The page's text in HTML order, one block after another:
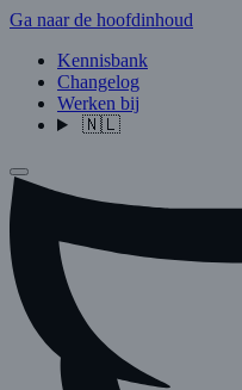
Ga naar de hoofdinhoud
Kennisbank
Changelog
Werken bij
🇳🇱